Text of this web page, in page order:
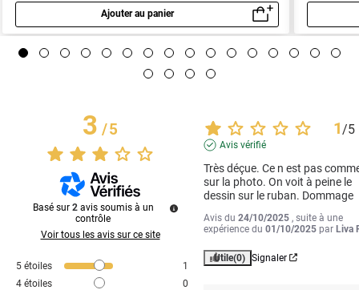
Ajouter au panier
Aperçu rapide
3/5
Basé sur 2 avis soumis à un
contrôle
Voir tous les avis sur ce site
5 étoiles
1
4 étoiles
0
1 /5
Avis vérifié
Très déçue. Ce n est pas
sur la photo. On voit à peine le
dessin sur le ruban. Dommage
Avis du24/10/2025 , suite à une
expérience du01/10/2025 parLiva
Utile(0) Signaler